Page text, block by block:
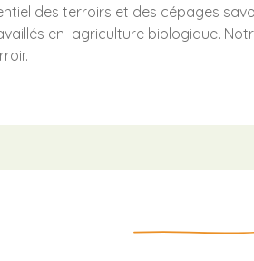
des terroirs et des cépages
en agriculture biologique.